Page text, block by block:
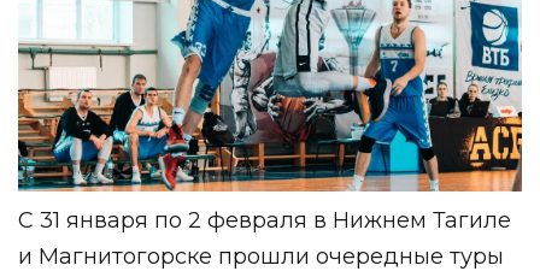
С 31 января по 2 февраля в Нижнем Тагиле
и Магнитогорске прошли очередные туры